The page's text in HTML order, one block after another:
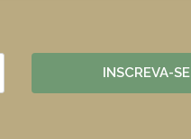
INSCREVA-SE